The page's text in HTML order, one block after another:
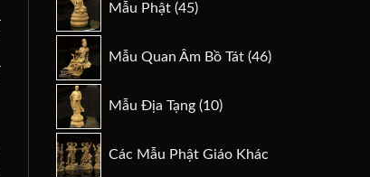
Mẫu Phật 45
sản
Mẫu Quan Âm Bồ Tát 46
sản
Mẫu Địa Tạng 10
sản
Các Mẫu Phật Giáo Khác